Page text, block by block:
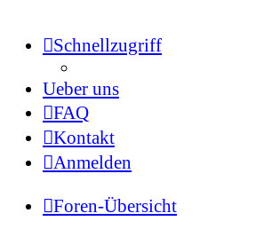
Schnellzugriff
Ueber uns
FAQ
Kontakt
Anmelden
Foren-Übersicht